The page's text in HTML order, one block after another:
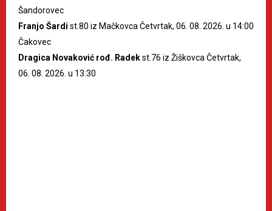
Šandorovec
Franjo Šardi st.80 iz Mačkovca Četvrtak, 06. 08. 2026. u 14:00
Čakovec
Dragica Novaković rođ. Radekst.76 iz Žiškovca Četvrtak,
06. 08. 2026. u 13:30